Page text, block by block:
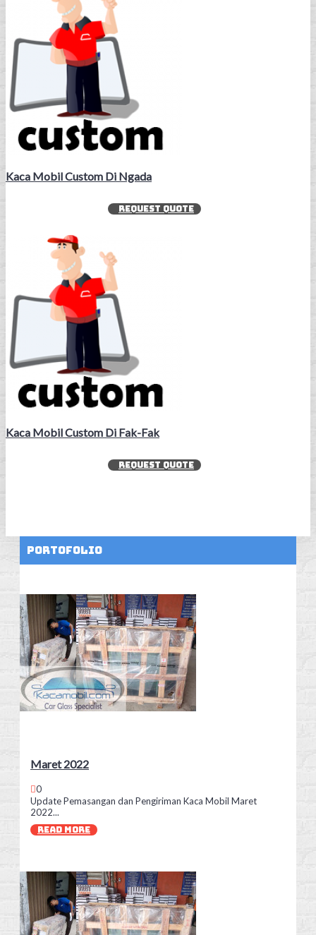
Kaca Mobil Custom Di Ngada
REQUEST QUOTE
Kaca Mobil Custom Di Fak-Fak
REQUEST QUOTE
Portofolio
Maret 2022
0
Update Pemasangan dan Pengiriman Kaca Mobil Maret
2022...
READ MORE